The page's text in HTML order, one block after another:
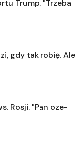
Trump. "Trzeba
gdy tak robię. Ale
Rosji. "Pan oze-